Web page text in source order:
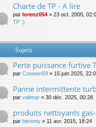
Charte de TP - A lire
par lorenz054 » 23 oct. 2005,
TP :)
Sujets
Perte puissance furtive
par Coxwen59 » 15 juin 2025,
Panne intermittente
par valimar » 30 déc. 2025, 00:28
produits nettoyants
par berenty » 11 avr. 2015, 18:24